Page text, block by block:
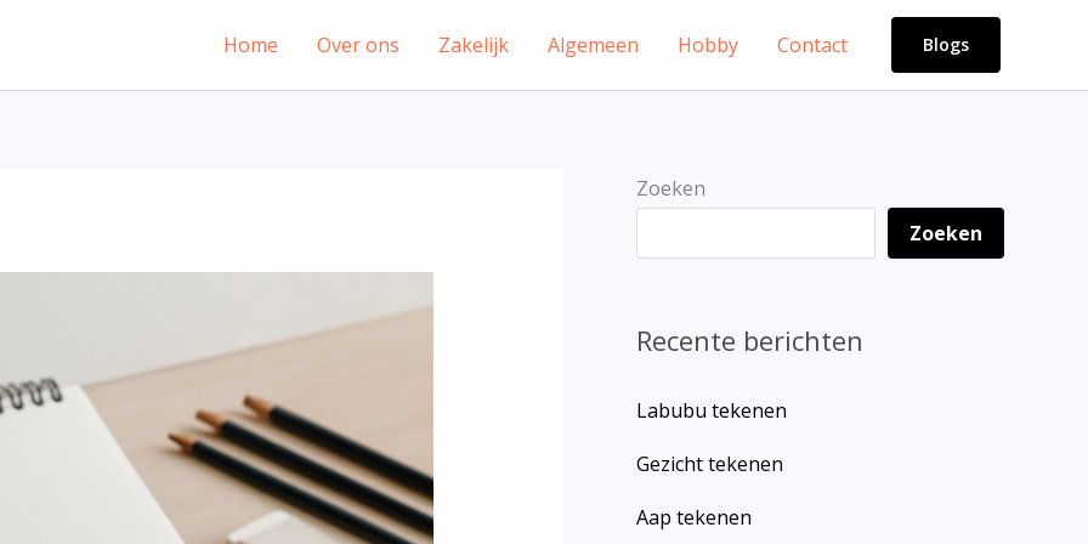
Home Over ons Zakelijk Algemeen Hobby Contact Blogs
Zoeken
Zoeken
Recente berichten
Labubu tekenen
Gezicht tekenen
Aap tekenen